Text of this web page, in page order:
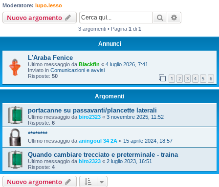
Moderatore: lupo.lesso
Nuovo argomento Cerca
3 argomenti • Pagina 1 di 1
Annunci
L'Araba Fenice
Ultimo messaggio da Blackfin « 4 luglio 2026, 7:41
Inviato in Comunicazioni e avvisi
Risposte: 50 1 2 3 4 5 6
Argomenti
portacanne su passavanti/plancette laterali
Ultimo messaggio da biro2323 « 3 novembre 2025, 11:52
Risposte: 6
********
Ultimo messaggio da aningoul 34 2A « 15 aprile 2024, 18:57
Quando cambiare trecciato e preterminale - traina
Ultimo messaggio da biro2323 « 2 luglio 2023, 16:51
Risposte: 4
Nuovo argomento